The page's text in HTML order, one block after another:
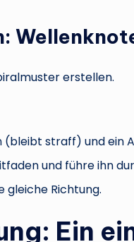
erstellen.
(bleibt straff) und
und führe ihn
gleiche Richtung.
Ein